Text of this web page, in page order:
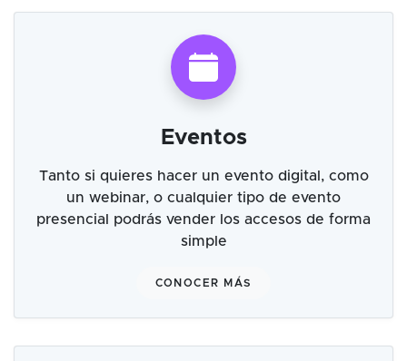
Eventos
Tanto si quieres hacer un evento digital, como
un webinar, o cualquier tipo de evento
presencial podrás vender los accesos de forma
simple
CONOCER MÁS